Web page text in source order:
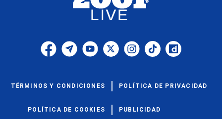
TÉRMINOS Y CONDICIONES POLÍTICA DE PRIVACIDAD
POLÍTICA DE COOKIES PUBLICIDAD